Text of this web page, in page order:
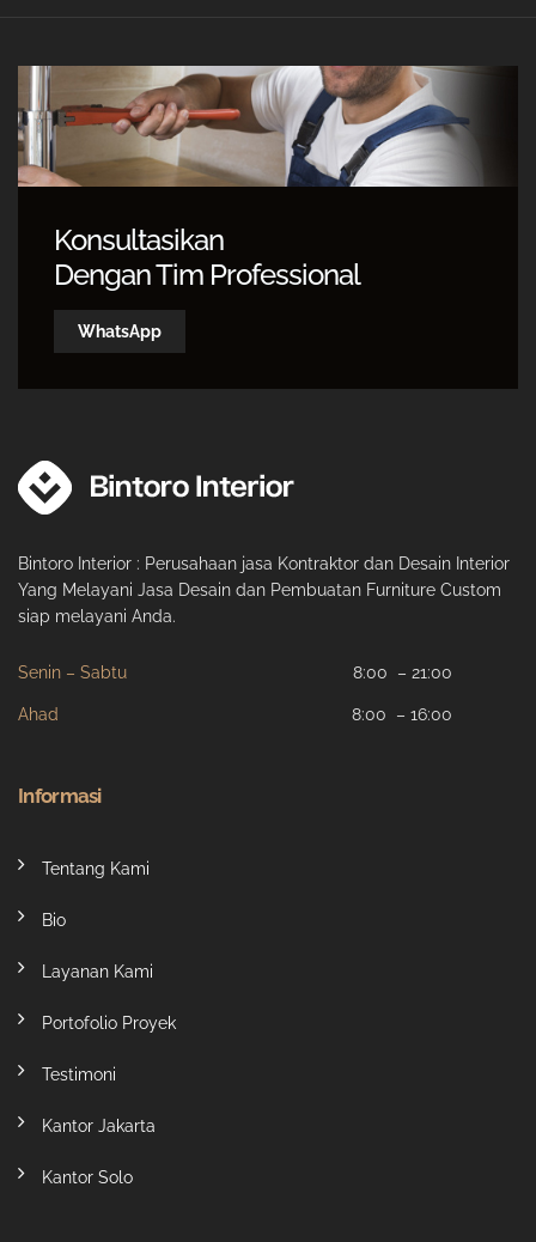
Konsultasikan
Dengan Tim Professional
WhatsApp
Bintoro Interior : Perusahaan jasa Kontraktor dan Desain Interior
Yang Melayani Jasa Desain dan Pembuatan Furniture Custom
siap melayani Anda.
Senin – Sabtu 8:00 – 21:00
Ahad 8:00 – 16:00
Informasi
Tentang Kami
Bio
Layanan Kami
Portofolio Proyek
Testimoni
Kantor Jakarta
Kantor Solo